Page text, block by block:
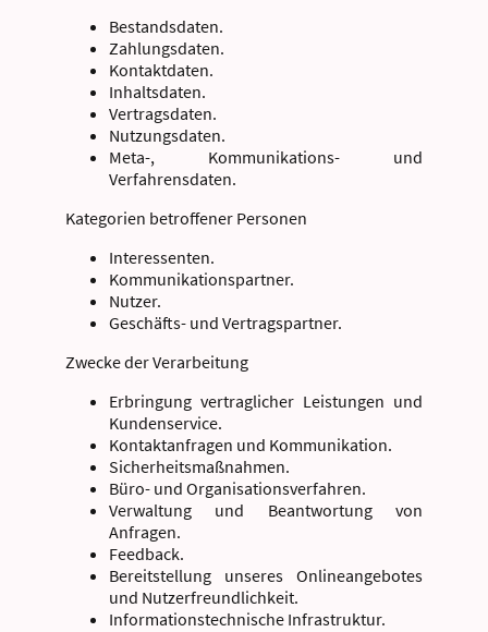
Bestandsdaten.
Zahlungsdaten.
Kontaktdaten.
Inhaltsdaten.
Vertragsdaten.
Nutzungsdaten.
Meta-, Kommunikations- und
Verfahrensdaten.
Kategorien betroffener Personen
Interessenten.
Kommunikationspartner.
Nutzer.
Geschäfts- und Vertragspartner.
Zwecke der Verarbeitung
Erbringung vertraglicher Leistungen und
Kundenservice.
Kontaktanfragen und Kommunikation.
Sicherheitsmaßnahmen.
Büro- und Organisationsverfahren.
Verwaltung und Beantwortung von
Anfragen.
Feedback.
Bereitstellung unseres Onlineangebotes
und Nutzerfreundlichkeit.
Informationstechnische Infrastruktur.